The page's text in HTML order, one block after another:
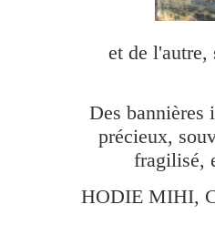
et de l'autre,
Des bannières
précieux,
fragilisé,
HODIE MIHI,